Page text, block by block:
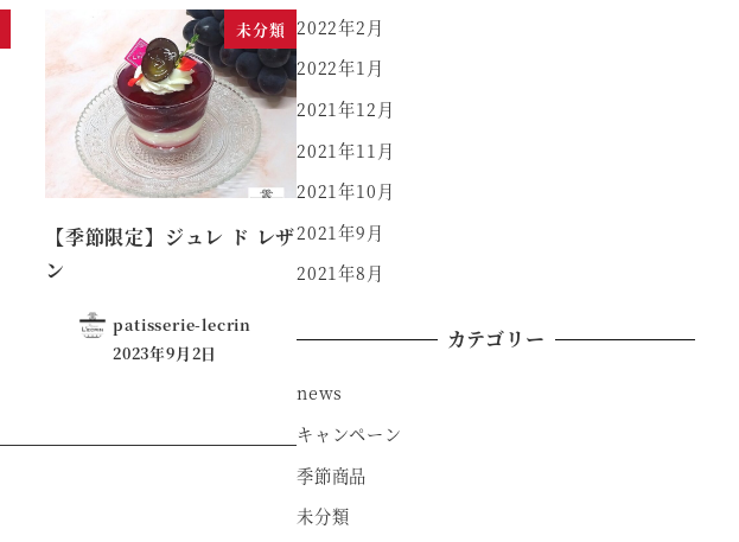
未分類
【季節限定】ジュレ ド レザ
ン
patisserie-lecrin
2023年9月2日
2022年2月
2022年1月
2021年12月
2021年11月
2021年10月
2021年9月
2021年8月
カテゴリー
news
キャンペーン
季節商品
未分類